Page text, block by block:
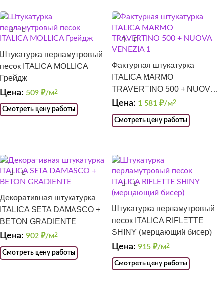
Штукатурка перламутровый
песок ITALICA MOLLICA
Грейдж
Цена: 509 ₽/м2
Смотреть цену работы
Фактурная штукатурка
ITALICA MARMO
TRAVERTINO 500 + NUOVA
VENEZIA 1
Цена: 1 581 ₽/м2
Смотреть цену работы
Декоративная штукатурка
ITALICA SETA DAMASCO +
BETON GRADIENTE
Цена: 902 ₽/м2
Смотреть цену работы
Штукатурка перламутровый
песок ITALICA RIFLETTE
SHINY (мерцающий бисер)
Цена: 915 ₽/м2
Смотреть цену работы